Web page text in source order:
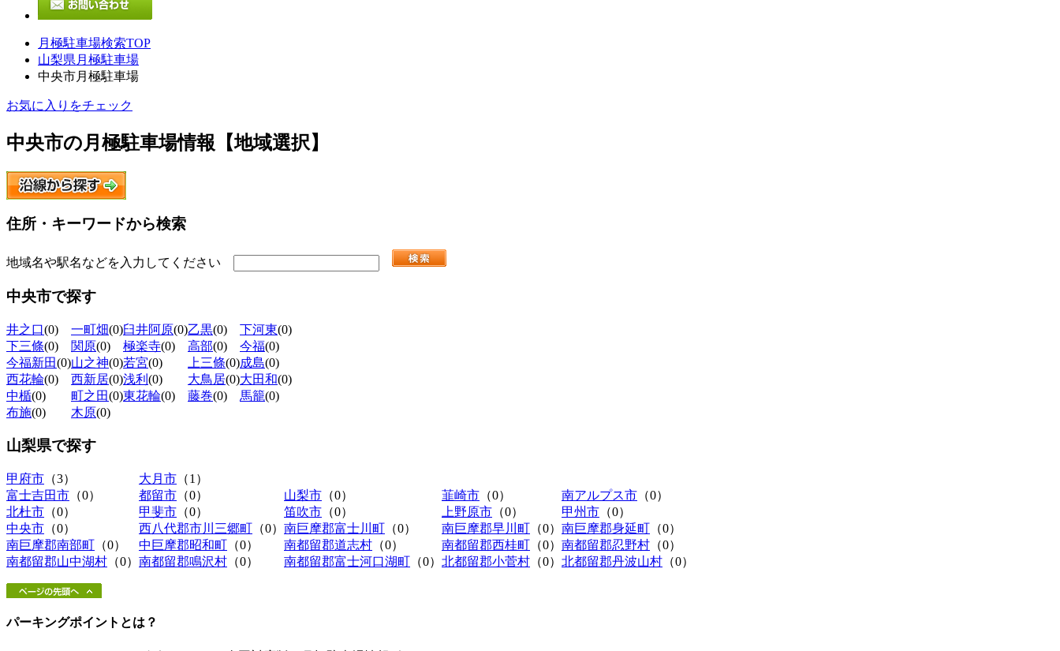
月極駐車場検索TOP
山梨県月極駐車場
中央市月極駐車場
お気に入りをチェック
中央市の月極駐車場情報【地域選択】
住所・キーワードから検索
地域名や駅名などを入力してください
中央市で探す
井之口(0) 一町畑(0)臼井阿原(0)乙黒(0) 下河東(0)
下三條(0) 関原(0) 極楽寺(0) 高部(0) 今福(0)
今福新田(0)山之神(0)若宮(0) 上三條(0)成島(0)
西花輪(0) 西新居(0)浅利 (0) 大鳥居(0)大田和(0)
中楯(0) 町之田(0)東花輪(0) 藤巻(0) 馬籠(0)
布施(0) 木原(0)
山梨県で探す
甲府市 （3） 大月市 （1）
富士吉田市 （0） 都留市 （0） 山梨市 （0） 韮崎市 （0） 南アルプス市 （0）
北杜市 （0） 甲斐市 （0） 笛吹市 （0） 上野原市 （0） 甲州市 （0）
中央市 （0） 西八代郡市川三郷町 （0） 南巨摩郡富士川町 （0） 南巨摩郡早川町 （0） 南巨摩郡身延町 （0）
南巨摩郡南部町 （0） 中巨摩郡昭和町 （0） 南都留郡道志村 （0） 南都留郡西桂町 （0） 南都留郡忍野村 （0）
南都留郡山中湖村 （0） 南都留郡鳴沢村 （0） 南都留郡富士河口湖町 （0） 北都留郡小菅村 （0） 北都留郡丹波山村 （0）
パーキングポイントとは？